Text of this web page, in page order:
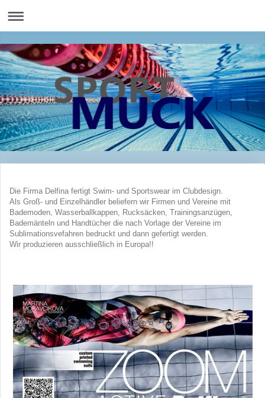
Die Firma Delfina fertigt Swim- und Sportswear im Clubdesign.
Als Groß- und Einzelhändler beliefern wir Firmen und Vereine mit
Bademoden, Wasserballkappen, Rucksäcken, Trainingsanzügen,
Bademänteln und Handtücher die nach Vorlage der Vereine im
Sublimationsvefahren bedruckt und dann gefertigt werden.
Wir produzieren ausschließlich in Europa!!